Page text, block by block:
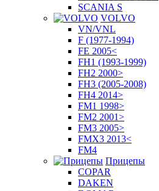
SCANIA S
VOLVO
VN/VNL
F (1977-1994)
FE 2005<
FH1 (1993-1999)
FH2 2000>
FH3 (2005-2008)
FH4 2014>
FM1 1998>
FM2 2001>
FM3 2005>
FMX3 2013<
FM4
Прицепы
COPAR
DAKEN